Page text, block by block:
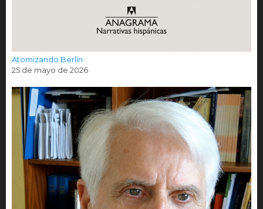
Atomizando Berlín
25 de mayo de 2026